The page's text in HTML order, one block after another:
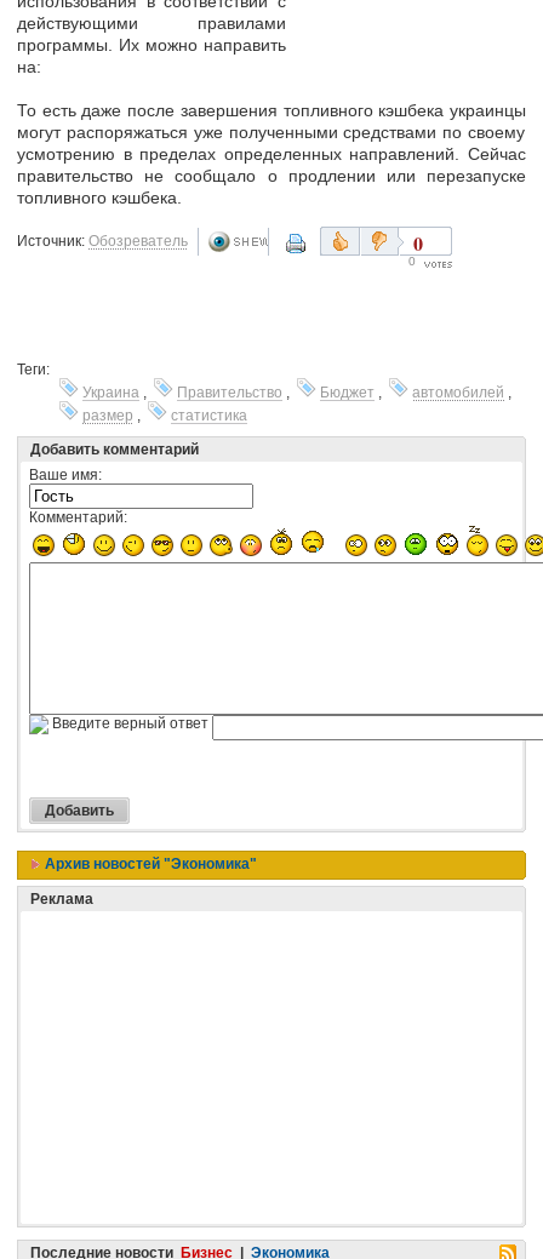
действующими правилами
программы. Их можно направить
на:
То есть даже после завершения топливного кэшбека украинцы
могут распоряжаться уже полученными средствами по своему
усмотрению в пределах определенных направлений. Сейчас
правительство не сообщало о продлении или перезапуске
топливного кэшбека.
Источник: Обозреватель 0
0
Теги:
Украина
Правительство Бюджет автомобилей
размер
статистика
Добавить комментарий
Ваше имя:
Комментарий:
Введите верный ответ
Архив новостей "Экономика"
Реклама
Последние новости Бизнес | Экономика